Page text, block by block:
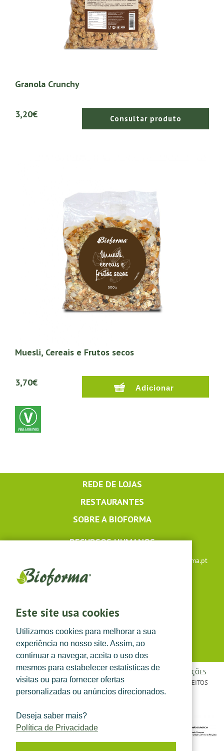
Este site usa cookies
Utilizamos cookies para melhorar a sua
experiência no nosso site. Assim, ao
continuar a navegar, aceita o uso dos
mesmos para estabelecer estatísticas de
visitas ou para fornecer ofertas
personalizadas ou anúncios direcionados.
Deseja saber mais?
Política de Privacidade
Granola Crunchy
3,20€ Consultar produto
Muesli, Cereais e Frutos secos
3,70€
REDE DE LOJAS
RESTAURANTES
SOBRE A BIOFORMA
RECURSOS HUMANOS
lojaonline@bioforma.pt
(dias úteis das 8h30 às 13h e das 14h às 17h30)
POLÍTICA DE PRIVACIDADE|TERMOS E CONDIÇÕES
CONDIÇÕES
GERAIS DE VENDA | ©TOPFARMA, LDA. 2022.
TODOS OS DIREITOS
RESERVADOS.